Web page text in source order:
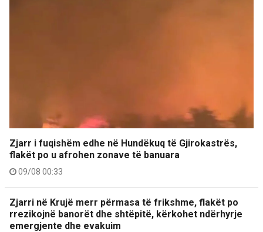
Zjarr i fuqishëm edhe në Hundëkuq të Gjirokastrës,
flakët po u afrohen zonave të banuara
09/08 00:33
Zjarri në Krujë merr përmasa të frikshme, flakët po
rrezikojnë banorët dhe shtëpitë, kërkohet ndërhyrje
emergjente dhe evakuim